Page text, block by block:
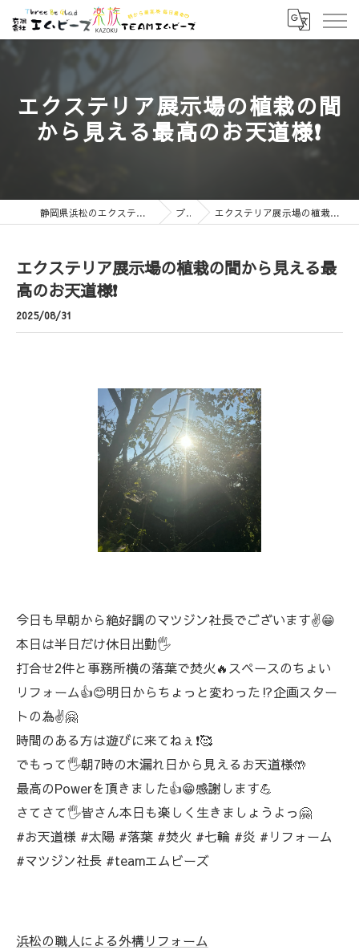
エクステリア展示場の植栽の間
から見える最高のお天道様❗
静岡県浜松のエクステリアなら有限会社エムビーズ ブログ エクステリア展示場の植栽の間から見える最高のお天道様❗
エクステリア展示場の植栽の間から見える最
高のお天道様❗
2025/08/31
今日も早朝から絶好調のマツジン社長でございます✌️😁
本日は半日だけ休日出勤🖐️
打合せ2件と事務所横の落葉で焚火🔥スペースのちょい
リフォーム👍😊明日からちょっと変わった⁉️企画スター
トの為✌️🤗
時間のある方は遊びに来てねぇ❗🥰
でもって🖐️朝7時の木漏れ日から見えるお天道様🤲
最高のPowerを頂きました👍😁感謝します💪
さてさて🖐️皆さん本日も楽しく生きましょうよっ🤗
#お天道様 #太陽 #落葉 #焚火 #七輪 #炎 #リフォーム
#マツジン社長 #teamエムビーズ
浜松の職人による外構リフォーム